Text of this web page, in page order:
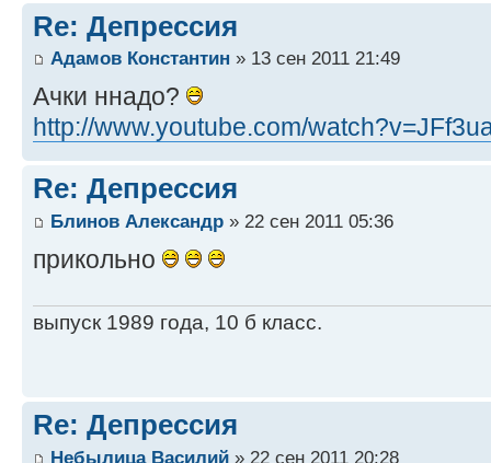
Re: Депрессия
Адамов Константин » 13 сен 2011 21:49
Ачки ннадо?
http://www.youtube.com/
Re: Депрессия
Блинов Александр » 22 сен 2011 05:36
прикольно
выпуск 1989 года, 10 б класс.
Re: Депрессия
Небылица Василий » 22 сен 2011 20:28